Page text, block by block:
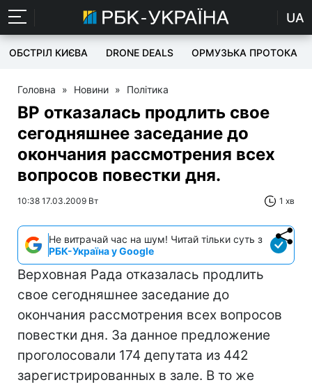
UA
ОБСТРІЛ КИЄВА DRONE DEALS ОРМУЗЬКА ПРОТОКА
Головна » Новини » Політика
ВР отказалась продлить свое
сегодняшнее заседание до
окончания рассмотрения всех
вопросов повестки дня.
10:38 17.03.2009 Вт 1 хв
Не витрачай час на шум! Читай тільки суть з
РБК-Україна у Google
Верховная Рада отказалась продлить
свое сегодняшнее заседание до
окончания рассмотрения всех вопросов
повестки дня. За данное предложение
проголосовали 174 депутата из 442
зарегистрированных в зале. В то же